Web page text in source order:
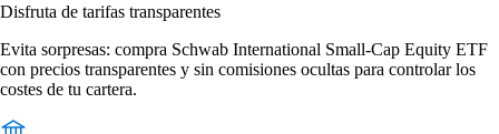
Disfruta de tarifas transparentes
Evita sorpresas: compra Schwab International Small-Cap Equity ETF
con precios transparentes y sin comisiones ocultas para controlar los
costes de tu cartera.